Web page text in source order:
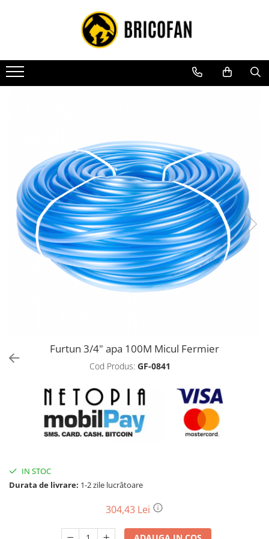
Toate Produsele
Vehicule electrice
Atv
Motocross
Piese de schimb vehicule electrice
Scutere electrice
Scutere pe benzina
Tricicluri cargo fara permis
Tricicluri persoane
Trotinete electrice
Biciclete, trotinete, triciclete
Motoburghie si accesorii
Accesorii motoburghie
Motoburghie
Drujbe, fierastraie electrice
Drujbe pe benzina
Drujbe cu acumulator
electrice
Drujbe electrice
Mori cereale si batoze porumb
Batoze - mori desfacat porumb
Furtun 3/4" apa 100M Micul Fermier
Cod Produs: GF-0841
IN STOC
Durata de livrare: 1-2 zile lucrătoare
304,43 Lei